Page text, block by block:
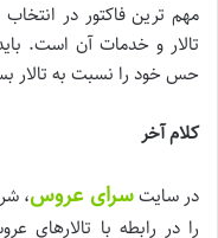
مهم ترین فاکتور در
تالار و خدمات آن است.
حس خود را نسبت به تالار
کلام آخر
در سایتسرای عروس،
را در رابطه با تالارهای